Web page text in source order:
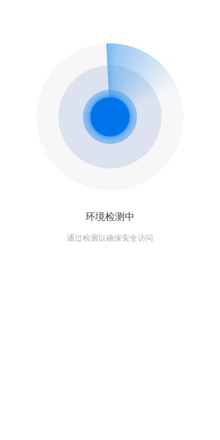
环境检测中
通过检测以确保安全访问